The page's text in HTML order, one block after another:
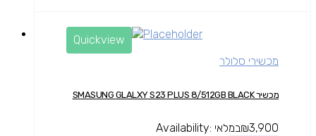
Quickview
מכשירי סלולר
מכשיר SMASUNG GLALXY S23 PLUS 8/512GB BLACK
₪3,900
Availability: במלאי